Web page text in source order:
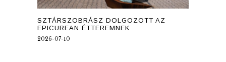
SZTÁRSZOBRÁSZ DOLGOZOTT AZ
EPICUREAN ÉTTEREMNEK
2026-07-10